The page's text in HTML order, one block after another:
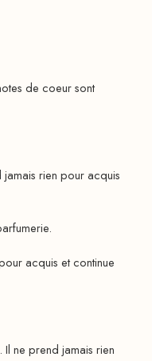
de coeur sont
rien pour acquis
acquis et continue
ne prend jamais rien